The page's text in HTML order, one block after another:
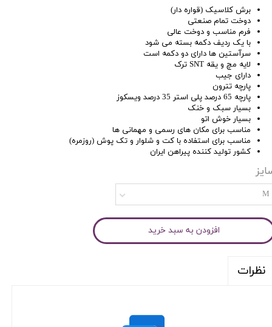
برش کلاسیک (قواره دار)
دوخت تمام صنعتی
فرم مناسب و دوخت عالی
با یک ردیف دکمه بسته می شود
سرآستین ها دارای دو دکمه است
لایه مچ و یقه SNT ترک
دارای جیب
پارچه تترون
پارچه 65 درصد پلی استر 35 درصد ویسکوز
بسیار سبک و خنک
بسیار خوش اتو
مناسب برای مکان های رسمی و مهمانی ها
مناسب برای استفاده با کت و شلوار و تک پوش (روزمره)
کشور تولید کننده پیراهن ایران
M
افزودن به سبد خرید
نظرات